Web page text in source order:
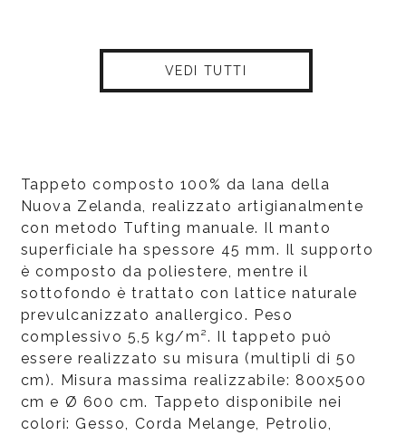
VEDI TUTTI
Tappeto composto 100% da lana della
Nuova Zelanda, realizzato artigianalmente
con metodo Tufting manuale. Il manto
superficiale ha spessore 45 mm. Il supporto
è composto da poliestere, mentre il
sottofondo è trattato con lattice naturale
prevulcanizzato anallergico. Peso
complessivo 5,5 kg/m². Il tappeto può
essere realizzato su misura (multipli di 50
cm). Misura massima realizzabile: 800x500
cm e Ø 600 cm. Tappeto disponibile nei
colori: Gesso, Corda Melange, Petrolio,